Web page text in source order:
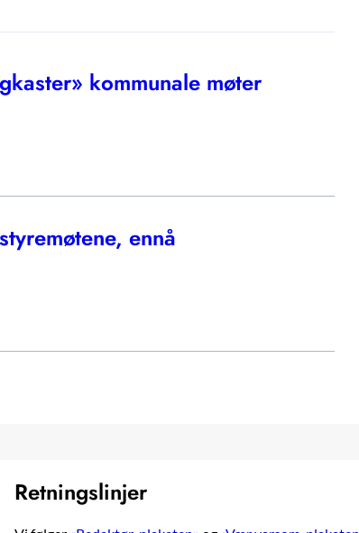
kommunale møter
ennå
Retningslinjer